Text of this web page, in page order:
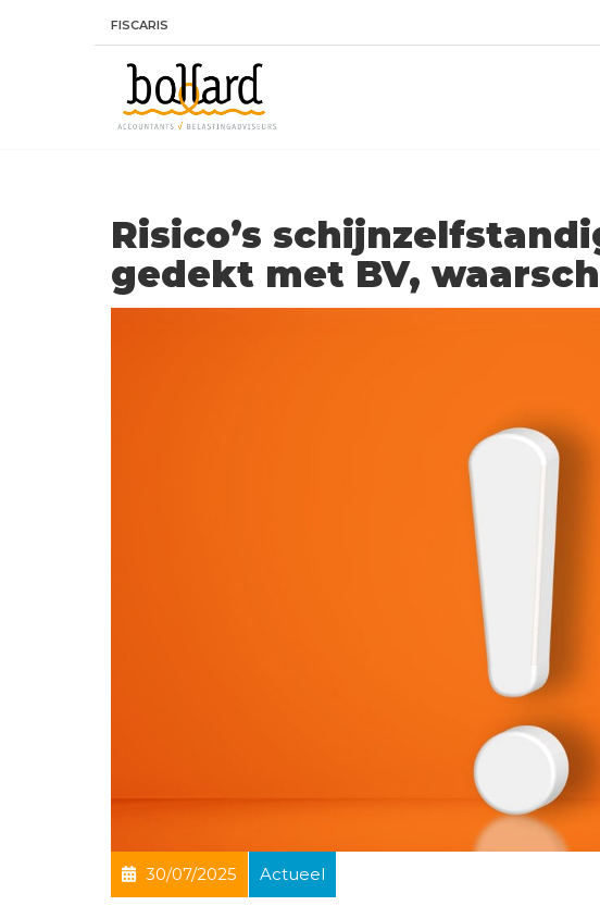
FISCARIS
Risico’s
gedekt met BV,
30/07/2025 Actueel